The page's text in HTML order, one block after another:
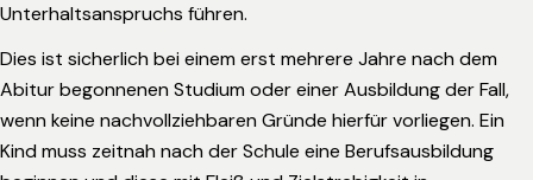
Unterhaltsanspruchs führen.
Dies ist sicherlich bei einem erst mehrere Jahre nach dem
Abitur begonnenen Studium oder einer Ausbildung der Fall,
wenn keine nachvollziehbaren Gründe hierfür vorliegen. Ein
Kind muss zeitnah nach der Schule eine Berufsausbildung